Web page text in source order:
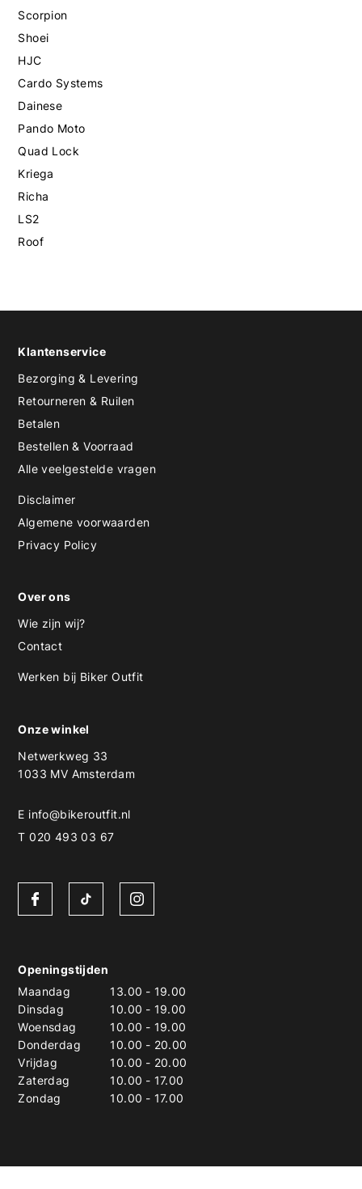
Scorpion
Shoei
HJC
Cardo Systems
Dainese
Pando Moto
Quad Lock
Kriega
Richa
LS2
Roof
Klantenservice
Bezorging & Levering
Retourneren & Ruilen
Betalen
Bestellen & Voorraad
Alle veelgestelde vragen
Disclaimer
Algemene voorwaarden
Privacy Policy
Over ons
Wie zijn wij?
Contact
Werken bij Biker Outfit
Onze winkel
Netwerkweg 33
1033 MV Amsterdam
E info@bikeroutfit.nl
T 020 493 03 67
Openingstijden
Maandag
13.00 - 19.00
Dinsdag
10.00 - 19.00
Woensdag
10.00 - 19.00
Donderdag
10.00 - 20.00
Vrijdag
10.00 - 20.00
Zaterdag
10.00 - 17.00
Zondag
10.00 - 17.00